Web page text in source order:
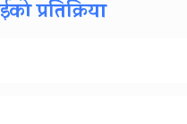
प्रतिक्रिया